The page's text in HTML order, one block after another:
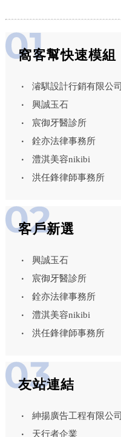
窩客幫快速模組
濬騏設計行銷有限公司
興誠玉石
宸御牙醫診所
銓亦法律事務所
澧淇美容nikibi
洪任鋒律師事務所
客戶新選
興誠玉石
宸御牙醫診所
銓亦法律事務所
澧淇美容nikibi
洪任鋒律師事務所
友站連結
紳揚廣告工程有限公司
天行者企業